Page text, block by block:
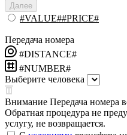
Далее
#VALUE##PRICE#
Передача номера
#DISTANCE#
#NUMBER#
Выберите человека
Внимание Передача номера
Обратная процедура не
услугу, не возвращается.